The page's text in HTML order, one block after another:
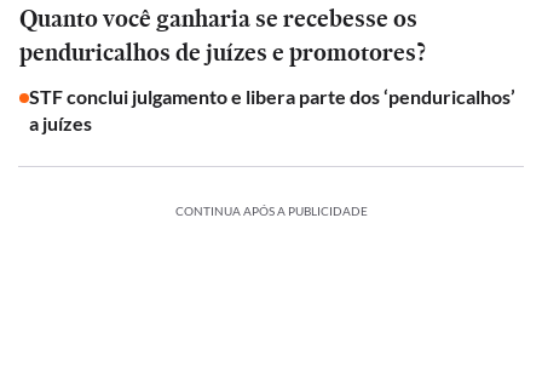
Quanto você ganharia se recebesse os
penduricalhos de juízes e promotores?
STF conclui julgamento e libera parte dos ‘penduricalhos’
a juízes
CONTINUA APÓS A PUBLICIDADE